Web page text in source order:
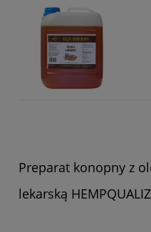
Preparat konopny z
lekarską